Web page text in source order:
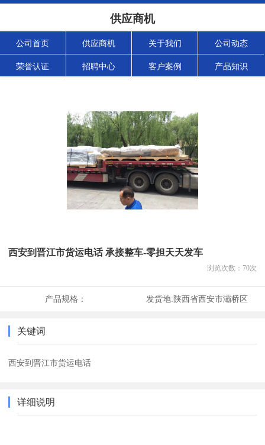
供应商机
公司首页 供应商机 关于我们 公司动态
荣誉认证 招聘中心 客户案例 产品知识
西安到晋江市货运电话 承接整车-零担天天发车
浏览次数： 70次
产品规格： 发货地:陕西省西安市灞桥区
关键词
西安到晋江市货运电话
详细说明